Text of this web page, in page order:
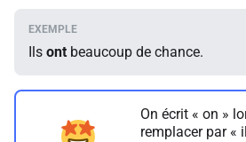
Ils ont beaucoup de chance.
On écrit « on »
remplacer par «